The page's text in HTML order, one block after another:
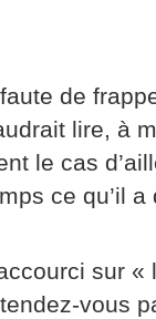
de
lire, à
le cas
ce qu’il
sur «
vous